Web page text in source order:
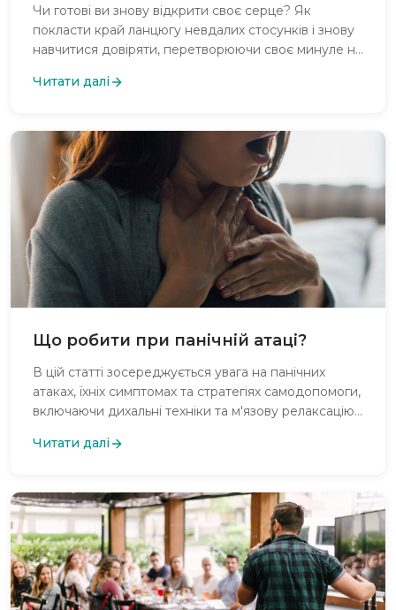
Чи готові ви знову відкрити своє серце? Як
покласти край ланцюгу невдалих стосунків і знову
навчитися довіряти, перетворюючи своє минуле на
стосунках?
Читати далі
Що робити при панічній атаці?
В цій статті зосереджується увага на панічних
атаках, їхніх симптомах та стратегіях самодопомоги,
включаючи дихальні техніки та м'язову релаксацію,
професійною допомогою при частих або важких
Читати далі